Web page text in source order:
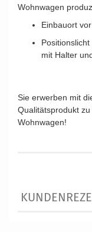
Wohnwagen
Einbauort
mit Halter
Sie erwerben mit
Qualitätsprodukt
Wohnwagen!